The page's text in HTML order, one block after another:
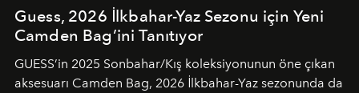
Guess, 2026 İlkbahar-Yaz Sezonu için Yeni
Camden Bag’ini Tanıtıyor
GUESS’in 2025 Sonbahar/Kış koleksiyonunun öne çıkan
aksesuarı Camden Bag, 2026 İlkbahar-Yaz sezonunda da